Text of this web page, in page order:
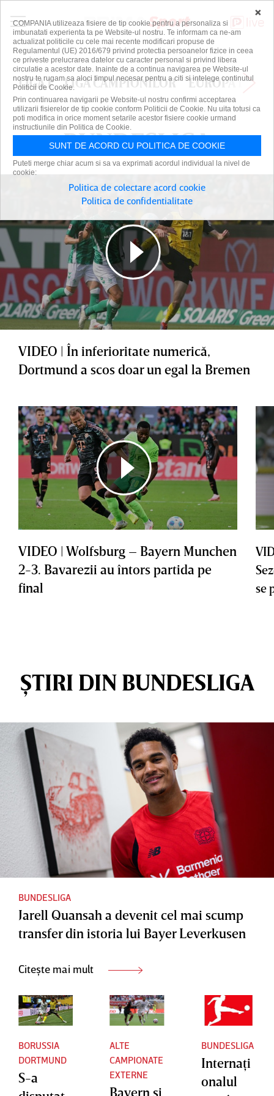
LIGA 1 LIGA CAMPIONILOR EUROPA
BUNDESLIGA
BUNDESLIGA
VIDEO | În inferioritate numerică,
Dortmund a scos doar un egal la Bremen
VIDEO | Wolfsburg – Bayern Munchen
2-3. Bavarezii au întors partida pe
final
se
ȘTIRI DIN BUNDESLIGA
BUNDESLIGA
Jarell Quansah a devenit cel mai scump
transfer din istoria lui Bayer Leverkusen
Citește mai mult
BORUSSIA
DORTMUND
S-a
ALTE
CAMPIONATE
EXTERNE
Bayern şi
BUNDESLIGA
Internaţi
onalul
×
COMPANIA utilizeaza fisiere de tip cookie pentru a personaliza si
imbunatati experienta ta pe Website-ul nostru. Te informam ca ne-am
actualizat politicile cu cele mai recente modificari propuse de
Regulamentul (UE) 2016/679 privind protectia persoanelor fizice in ceea
ce priveste prelucrarea datelor cu caracter personal si privind libera
circulatie a acestor date. Inainte de a continua navigarea pe Website-ul
nostru te rugam sa aloci timpul necesar pentru a citi si intelege continutul
Politicii de Cookie.
Prin continuarea navigarii pe Website-ul nostru confirmi acceptarea
utilizarii fisierelor de tip cookie conform Politicii de Cookie. Nu uita totusi ca
poti modifica in orice moment setarile acestor fisiere cookie urmand
instructiunile din Politica de Cookie.
SUNT DE ACORD CU POLITICA DE COOKIE
Puteti merge chiar acum si sa va exprimati acordul individual la nivel de
cookie:
Politica de colectare acord cookie
Politica de confidentialitate